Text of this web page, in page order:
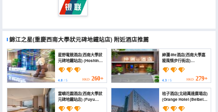
錦江之星(重慶西南大學狀元碑地鐵站店) 附近酒店推薦
星野電競酒店(西南大學狀
元碑地鐵站店) (Hoshino
E-sports Hotel
(Southwest University
Zhuangyuanbei
Subway Station))
4.8 / 5 HKD 260+
紳瀾·life酒店(西南大學嘉
陵風情步行街店)
(Shenlan·Life Hotel
(Southwest University
Jialing Style Pedestrian
Street Branch))
4.3/ 5 HKD 279+
富嶼花園酒店(西南大學狀
元碑地鐵站店) (Fuyu
Garden Hotel
桔子酒店(北碚萬達廣場店)
(Orange Hotel (Beibei
Wanda Plaza))